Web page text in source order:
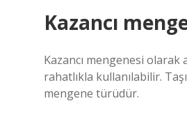
Kazancı
Kazancı mengenesi olarak
rahatlıkla kullanılabilir.
mengene türüdür.